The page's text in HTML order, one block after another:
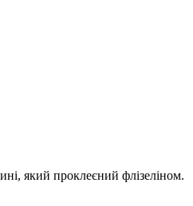
який проклеєний флізеліном.